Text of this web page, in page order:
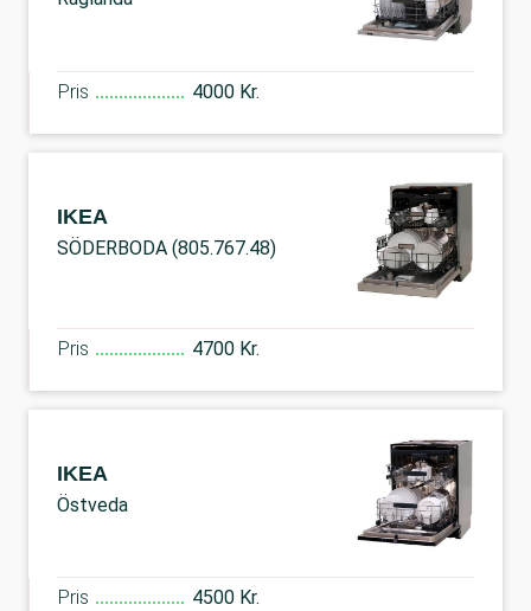
Pris 4000 Kr.
IKEA
SÖDERBODA (805.767.48)
Pris 4700 Kr.
IKEA
Östveda
Pris 4500 Kr.